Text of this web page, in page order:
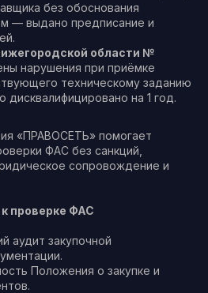
без обоснования
— выдано предписание и
области №
нарушения при приёмке
техническому заданию
на 1 год.
«ПРАВОСЕТЬ» помогает
ФАС без санкций,
сопровождение и
проверке ФАС
аудит закупочной
Положения о закупке и